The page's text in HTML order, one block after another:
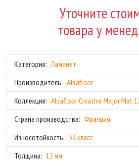
Уточните
товара у
Категория: Ламинат
Производитель: Alsafloor
Коллекция: Alsafloor Creative Major Mat
Страна производства: Франция
Износотойкость: 33 класс
Толщина: 12 мм